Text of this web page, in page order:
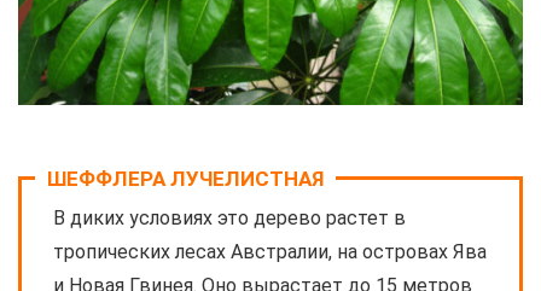
ШЕФФЛЕРА ЛУЧЕЛИСТНАЯ
В диких условиях это дерево растет в
тропических лесах Австралии, на островах Ява
и Новая Гвинея. Оно вырастает до 15 метров